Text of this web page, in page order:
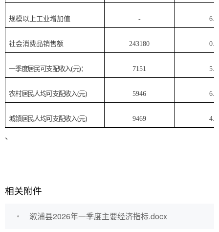
规模以上工业增加值 - 6.5
社会消费品销售额 243180 0.3
一季度居民可支配收入(元)： 7151 5.2
农村居民人均可支配收入(元) 5946 6.4
城镇居民人均可支配收入(元) 9469 4.5
、
相关附件
溆浦县2026年一季度主要经济指标.docx